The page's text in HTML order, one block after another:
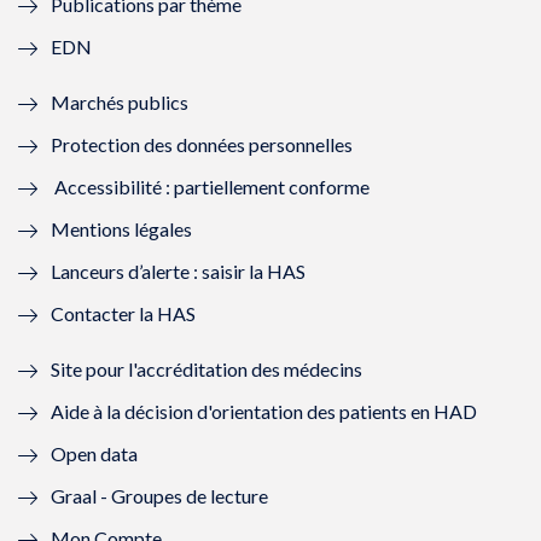
f
n
ê
t
r
e
)
e
n
ê
r
)
ê
t
e
ê
)
EDN
Marchés publics
Protection des données personnelles
Accessibilité : partiellement conforme
Mentions légales
Lanceurs d’alerte : saisir la HAS
Contacter la HAS
Site pour l'accréditation des médecins
Aide à la décision d'orientation des patients en HAD
Open data
Graal - Groupes de lecture